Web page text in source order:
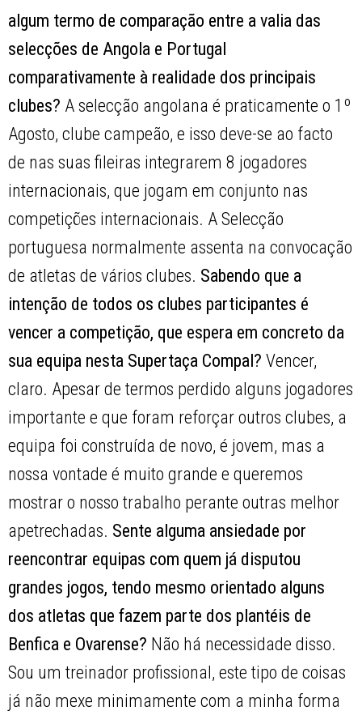
algum termo de comparação entre a valia das
selecções de Angola e Portugal
comparativamente à realidade dos principais
clubes? A selecção angolana é praticamente o 1º
Agosto, clube campeão, e isso deve-se ao facto
de nas suas fileiras integrarem 8 jogadores
internacionais, que jogam em conjunto nas
competições internacionais. A Selecção
portuguesa normalmente assenta na convocação
de atletas de vários clubes. Sabendo que a
intenção de todos os clubes participantes é
vencer a competição, que espera em concreto da
sua equipa nesta Supertaça Compal?Vencer,
claro. Apesar de termos perdido alguns jogadores
importante e que foram reforçar outros clubes, a
equipa foi construída de novo, é jovem, mas a
nossa vontade é muito grande e queremos
mostrar o nosso trabalho perante outras melhor
apetrechadas. Sente alguma ansiedade por
reencontrar equipas com quem já disputou
grandes jogos, tendo mesmo orientado alguns
dos atletas que fazem parte dos plantéis de
Benfica e Ovarense? Não há necessidade disso.
Sou um treinador profissional, este tipo de coisas
já não mexe minimamente com a minha forma